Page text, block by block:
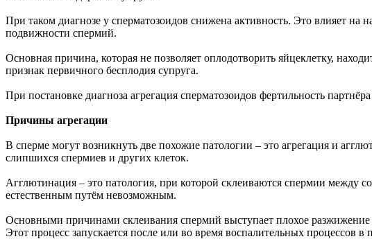
При таком диагнозе у сперматозоидов снижена активность. Это влияет на
подвижности спермий.
Основная причина, которая не позволяет оплодотворить яйцеклетку,
признак первичного бесплодия супруга.
При постановке диагноза агрегация сперматозоидов фертильность
Причины агрегации
В сперме могут возникнуть две похожие патологии – это агрегация и
слипшихся спермиев и других клеток.
Агглютинация – это патология, при которой склеиваются спермии между
естественным путём невозможным.
Основными причинами склеивания спермий выступает плохое
Этот процесс запускается после или во время воспалительных процессов